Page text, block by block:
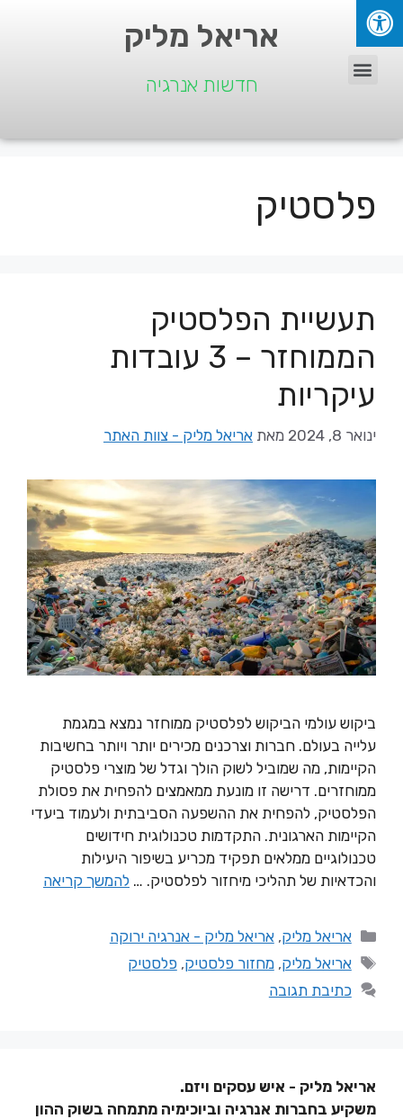
אריאל מליק
חדשות אנרגיה
פלסטיק
תעשיית הפלסטיק
הממוחזר – 3 עובדות
עיקריות
ינואר 8, 2024 מאת אריאל מליק - צוות האתר
ביקוש עולמי הביקוש לפלסטיק ממוחזר נמצא במגמת
עלייה בעולם. חברות וצרכנים מכירים יותר ויותר בחשיבות
הקיימות, מה שמוביל לשוק הולך וגדל של מוצרי פלסטיק
ממוחזרים. דרישה זו מונעת ממאמצים להפחית את פסולת
הפלסטיק, להפחית את ההשפעה הסביבתית ולעמוד ביעדי
הקיימות הארגונית. התקדמות טכנולוגית חידושים
טכנולוגיים ממלאים תפקיד מכריע בשיפור היעילות
והכדאיות של תהליכי מיחזור לפלסטיק. … להמשך קריאה
אריאל מליק,אריאל מליק - אנרגיה ירוקה
אריאל מליק,מחזור פלסטיק,פלסטיק
כתיבת תגובה
אריאל מליק - איש עסקים ויזם.
משקיע בחברות אנרגיה וביוכימיה מתמחה בשוק ההון